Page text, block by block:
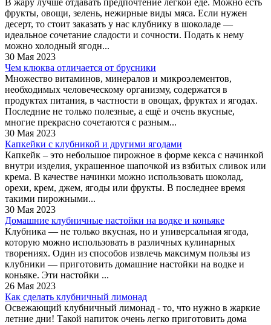
фрукты, овощи, зелень, нежирные виды мяса. Если нужен
десерт, то стоит заказать у нас клубнику в шоколаде —
идеальное сочетание сладости и сочности. Подать к нему
можно холодный ягодн...
30 Мая 2023
Чем клюква отличается от брусники
Множество витаминов, минералов и микроэлементов,
необходимых человеческому организму, содержатся в
продуктах питания, в частности в овощах, фруктах и ягодах.
Последние не только полезные, а ещё и очень вкусные,
многие прекрасно сочетаются с разным...
30 Мая 2023
Капкейки с клубникой и другими ягодами
Капкейк – это небольшое пирожное в форме кекса с начинкой
внутри изделия, украшенное шапочкой из взбитых сливок или
крема. В качестве начинки можно использовать шоколад,
орехи, крем, джем, ягоды или фрукты. В последнее время
такими пирожными...
30 Мая 2023
Домашние клубничные настойки на водке и коньяке
Клубника — не только вкусная, но и универсальная ягода,
которую можно использовать в различных кулинарных
творениях. Один из способов извлечь максимум пользы из
клубники — приготовить домашние настойки на водке и
коньяке. Эти настойки ...
26 Мая 2023
Как сделать клубничный лимонад
Освежающий клубничный лимонад - то, что нужно в жаркие
летние дни! Такой напиток очень легко приготовить дома